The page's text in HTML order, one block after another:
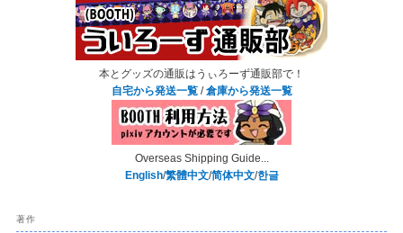
本とグッズの通販はうぃろーず通販部で！
自宅から発送一覧/倉庫から発送一覧
Overseas Shipping Guide...
English/繁體中文/简体中文/한글
著作